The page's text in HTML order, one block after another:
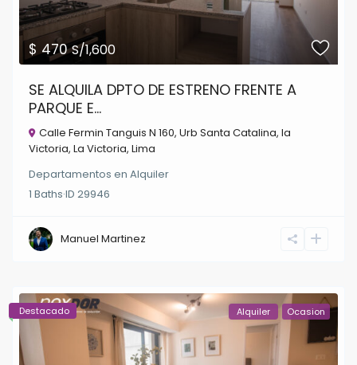
$ 470S/1,600
SE ALQUILA DPTO DE ESTRENO FRENTE A
PARQUE E...
Calle Fermin Tanguis N 160, Urb Santa Catalina, la
Victoria,La Victoria,Lima
Departamentos enAlquiler
1 Baths·ID29946
Manuel Martinez
Alquiler Ocasion
Destacado